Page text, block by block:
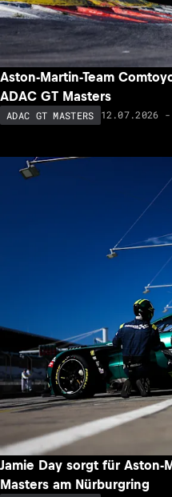
Aston-Martin-Team
ADAC GT Masters
ADAC GT MASTERS 12.07.2026
Jamie Day sorgt für Aston-
Masters am Nürburgring